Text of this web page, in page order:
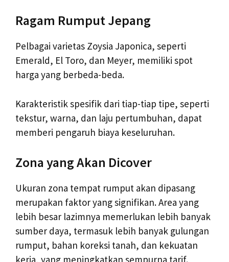
Ragam Rumput Jepang
Pelbagai varietas Zoysia Japonica, seperti
Emerald, El Toro, dan Meyer, memiliki spot
harga yang berbeda-beda.
Karakteristik spesifik dari tiap-tiap tipe, seperti
tekstur, warna, dan laju pertumbuhan, dapat
memberi pengaruh biaya keseluruhan.
Zona yang Akan Dicover
Ukuran zona tempat rumput akan dipasang
merupakan faktor yang signifikan. Area yang
lebih besar lazimnya memerlukan lebih banyak
sumber daya, termasuk lebih banyak gulungan
rumput, bahan koreksi tanah, dan kekuatan
kerja, yang meningkatkan sempurna tarif.